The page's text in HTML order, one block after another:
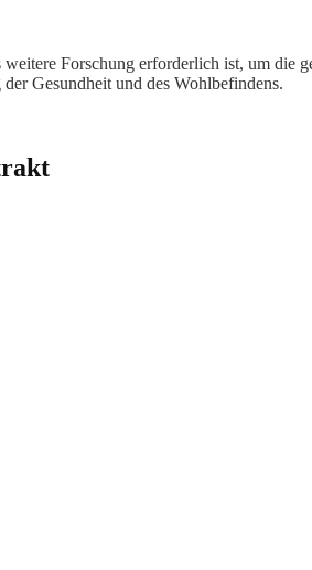
Forschung erforderlich ist, um die
Gesundheit und des Wohlbefindens.